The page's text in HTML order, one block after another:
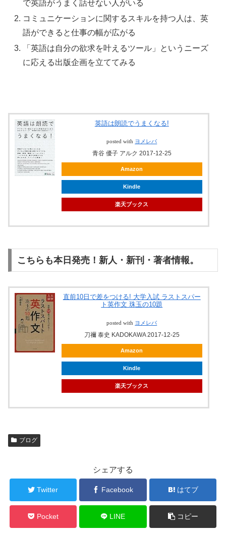
で英語がうまく話せない人がいる
コミュニケーションに関するスキルを持つ人は、英
語ができると仕事の幅が広がる
「英語は自分の欲求を叶えるツール」というニーズ
に応える出版企画を立ててみる
英語は朗読でうまくなる!
posted with ヨメレバ
青谷 優子 アルク 2017-12-25
Amazon
Kindle
楽天ブックス
こちらも本日発売！新人・新刊・著者情報。
直前10日で差をつける! 大学入試 ラストスパー
ト英作文 珠玉の10題
posted with ヨメレバ
刀禰 泰史 KADOKAWA 2017-12-25
Amazon
Kindle
楽天ブックス
ブログ
シェアする
Twitter Facebook はてブ
Pocket LINE コピー